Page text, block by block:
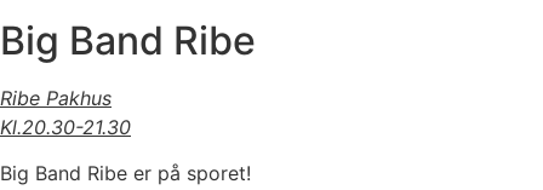
Big Band Ribe
Ribe Pakhus
Kl.20.30-21.30
Big Band Ribe er på sporet!